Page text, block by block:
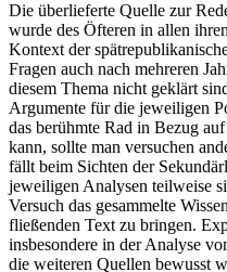
Die überlieferte Quelle zur
wurde des Öfteren in allen
Kontext der
Fragen auch nach mehreren
diesem Thema nicht geklärt
Argumente für die jeweiligen
das berühmte Rad in Bezug
kann, sollte man versuchen
fällt beim Sichten der
jeweiligen Analysen teilweise
Versuch das gesammelte
fließenden Text zu bringen.
insbesondere in der Analyse
die weiteren Quellen bewusst